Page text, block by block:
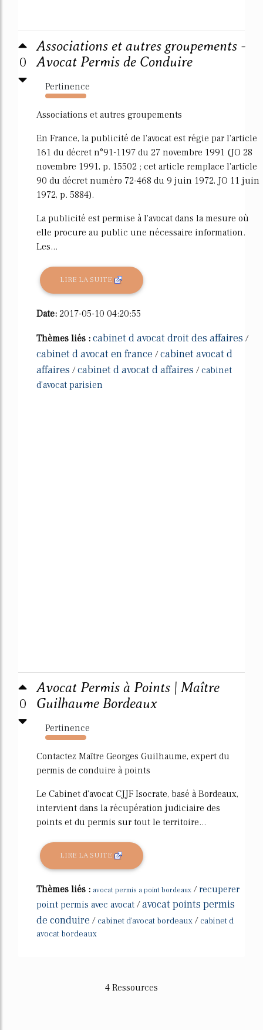
0
Associations et autres groupements -
Avocat Permis de Conduire
Pertinence
1633%
Associations et autres groupements
En France, la publicité de l'avocat est régie par l'article
161 du décret n°91-1197 du 27 novembre 1991 (JO 28
novembre 1991, p. 15502 ; cet article remplace l'article
90 du décret numéro 72-468 du 9 juin 1972, JO 11 juin
1972, p. 5884).
La publicité est permise à l'avocat dans la mesure où
elle procure au public une nécessaire information.
Les...
LIRE LA SUITE
Date: 2017-05-10 04:20:55
Thèmes liés : cabinet d avocat droit des affaires /
cabinet d avocat en france /cabinet avocat d
affaires /cabinet d avocat d affaires /cabinet
d'avocat parisien
0
Avocat Permis à Points | Maître
Guilhaume Bordeaux
Pertinence
644%
Contactez Maître Georges Guilhaume, expert du
permis de conduire à points
Le Cabinet d'avocat CJJF Isocrate, basé à Bordeaux,
intervient dans la récupération judiciaire des
points et du permis sur tout le territoire...
LIRE LA SUITE
Thèmes liés : avocat permis a point bordeaux /recuperer
point permis avec avocat /avocat points permis
de conduire / cabinet d'avocat bordeaux / cabinet d
avocat bordeaux
4 Ressources